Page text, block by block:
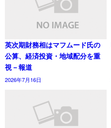
英次期財務相はマフムード氏の
公算、経済投資・地域配分を重
視－報道
2026年7月16日